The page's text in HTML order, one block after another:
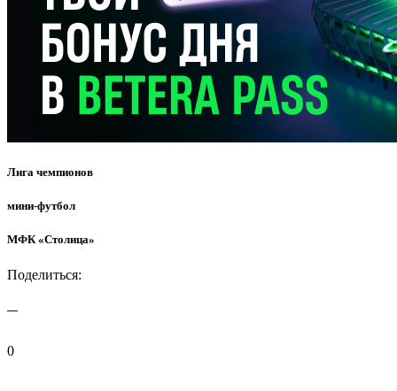
Лига чемпионов
мини-футбол
МФК «Столица»
Поделиться:
0